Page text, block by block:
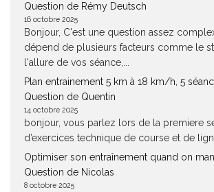
Question de Rémy Deutsch
16 octobre 2025
Bonjour, C'est une question assez
dépend de plusieurs facteurs comme le
l'allure de vos séance,...
Plan entrainement 5 km à 18 km/h, 5
Question de Quentin
14 octobre 2025
bonjour, vous parlez lors de la premiere
d’exercices technique de course et de
Optimiser son entraînement quand on
Question de Nicolas
8 octobre 2025